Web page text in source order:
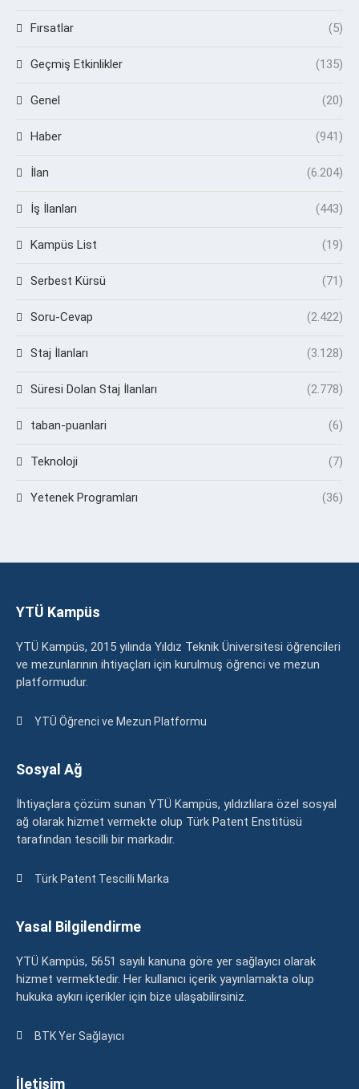
Fırsatlar (5)
Geçmiş Etkinlikler (135)
Genel (20)
Haber (941)
İlan (6.204)
İş İlanları (443)
Kampüs List (19)
Serbest Kürsü (71)
Soru-Cevap (2.422)
Staj İlanları (3.128)
Süresi Dolan Staj İlanları (2.778)
taban-puanlari (6)
Teknoloji (7)
Yetenek Programları (36)
YTÜ Kampüs
YTÜ Kampüs, 2015 yılında Yıldız Teknik Üniversitesi öğrencileri
ve mezunlarının ihtiyaçları için kurulmuş öğrenci ve mezun
platformudur.
YTÜ Öğrenci ve Mezun Platformu
Sosyal Ağ
İhtiyaçlara çözüm sunan YTÜ Kampüs, yıldızlılara özel sosyal
ağ olarak hizmet vermekte olup Türk Patent Enstitüsü
tarafından tescilli bir markadır.
Türk Patent Tescilli Marka
Yasal Bilgilendirme
YTÜ Kampüs, 5651 sayılı kanuna göre yer sağlayıcı olarak
hizmet vermektedir. Her kullanıcı içerik yayınlamakta olup
hukuka aykırı içerikler için bize ulaşabilirsiniz.
BTK Yer Sağlayıcı
İletişim